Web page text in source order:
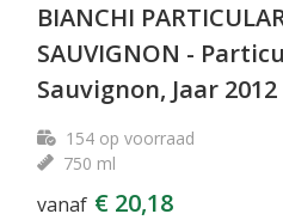
BIANCHI
SAUVIGNON -
Sauvignon, Jaar 2012
154op voorraad
750 ml
vanaf € 20,18